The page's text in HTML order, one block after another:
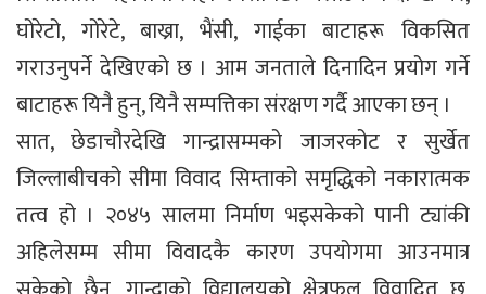
घोरेटो, गोरेटे, बाख्रा, भैंसी, गाईका बाटाहरू विकसित
गराउनुपर्ने देखिएको छ । आम जनताले दिनादिन प्रयोग गर्ने
बाटाहरू यिनै हुन्, यिनै सम्पत्तिका संरक्षण गर्दै आएका छन् ।
सात, छेडाचौरदेखि गान्द्रासम्मको जाजरकोट र सुर्खेत
जिल्लाबीचको सीमा विवाद सिम्ताको समृद्धिको नकारात्मक
तत्व हो । २०४५ सालमा निर्माण भइसकेको पानी ट्यांकी
अहिलेसम्म सीमा विवादकै कारण उपयोगमा आउनमात्र